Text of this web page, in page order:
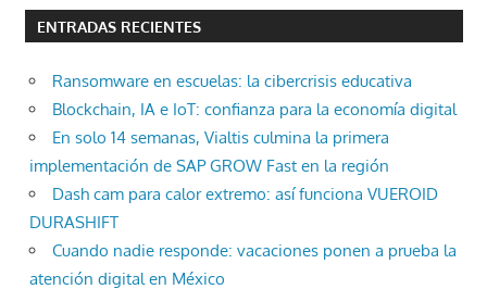
ENTRADAS RECIENTES
Ransomware en escuelas: la cibercrisis educativa
Blockchain, IA e IoT: confianza para la economía digital
En solo 14 semanas, Vialtis culmina la primera
implementación de SAP GROW Fast en la región
Dash cam para calor extremo: así funciona VUEROID
DURASHIFT
Cuando nadie responde: vacaciones ponen a prueba la
atención digital en México